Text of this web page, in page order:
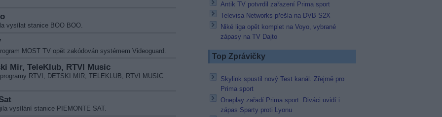
vysílat stanice BOO BOO.
MOST TV opět zakódován systémem Videoguard.
Mir, TeleKlub, RTVI Music
RTVI, DETSKI MIR, TELEKLUB, RTVI MUSIC
vysílání stanice PIEMONTE SAT.
Antik TV potvrdil zařazení Prima sport
Televisa Networks přešla na DVB-S2X
Niké liga opět komplet na Voyo, vybrané
zápasy na TV Dajto
Top Zprávičky
Skylink spustil nový Test kanál. Zřejmě pro
Prima sport
Oneplay zařadí Prima sport. Diváci uvidí i
zápas Sparty proti Lyonu